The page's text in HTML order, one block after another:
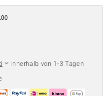
innerhalb von 1-3 Tagen